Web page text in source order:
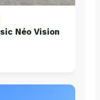
Néo Vision